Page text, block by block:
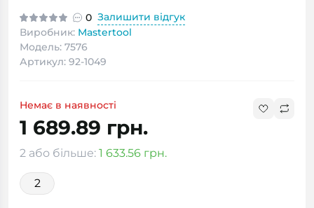
0 Залишити відгук
Виробник: Mastertool
Модель: 7576
Артикул: 92-1049
Немає в наявності
1 689.89 грн.
2 або більше: 1 633.56 грн.
2